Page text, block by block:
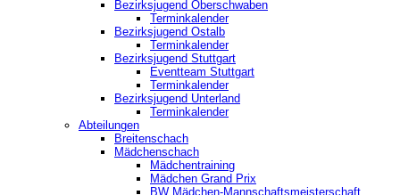
Bezirksjugend Oberschwaben
Terminkalender
Bezirksjugend Ostalb
Terminkalender
Bezirksjugend Stuttgart
‎Eventteam Stuttgart
Terminkalender
Bezirksjugend Unterland
Terminkalender
Abteilungen
Breitenschach
Mädchenschach
Mädchentraining
Mädchen Grand Prix
BW Mädchen-Mannschaftsmeisterschaft